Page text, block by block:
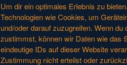
Um dir ein optimales Erlebnis zu
Technologien wie Cookies, um
und/oder darauf zuzugreifen. Wenn du
zustimmst, können wir Daten wie das
eindeutige IDs auf dieser Website
Zustimmung nicht erteilst oder